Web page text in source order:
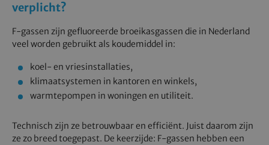
verplicht?
F‑gassen zijn gefluoreerde broeikasgassen die in Nederland
veel worden gebruikt als koudemiddel in:
koel- en vriesinstallaties,
klimaatsystemen in kantoren en winkels,
warmtepompen in woningen en utiliteit.
Technisch zijn ze betrouwbaar en efficiënt. Juist daarom zijn
ze zo breed toegepast. De keerzijde: F‑gassen hebben een